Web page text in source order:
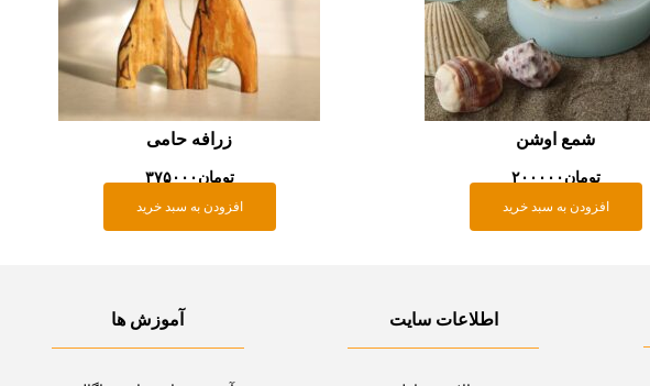
شمع اوشن
تومان۲۰۰۰۰۰
افزودن به سبد خرید
زرافه حامی
تومان۳۷۵۰۰۰
افزودن به سبد خرید
اطلاعات سایت آموزش ها